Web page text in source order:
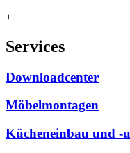
+
Services
Downloadcenter
Möbelmontagen
Kücheneinbau und -